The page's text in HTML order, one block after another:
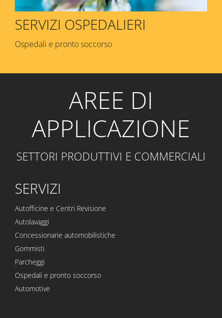
SERVIZI OSPEDALIERI
Ospedali e pronto soccorso
AREE DI
APPLICAZIONE
SETTORI PRODUTTIVI E COMMERCIALI
SERVIZI
Autofficine e Centri Revisione
Autolavaggi
Concessionarie automobilistiche
Gommisti
Parcheggi
Ospedali e pronto soccorso
Automotive